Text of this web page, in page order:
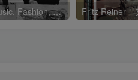
Charli xcx – Music, Fashion, FilmⒺ【48kHz／24bit】英国区